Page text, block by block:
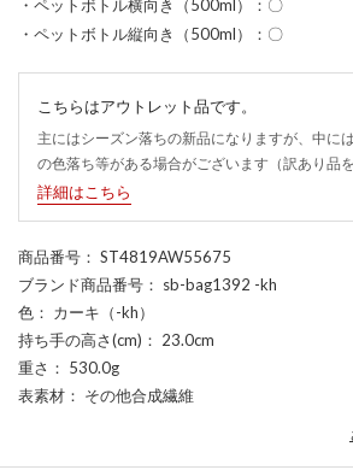
・ペットボトル横向き（500ml）：〇
・ペットボトル縦向き（500ml）：〇
こちらはアウトレット品です。
主にはシーズン落ちの新品になりますが、中に
の色落ち等がある場合がございます（訳あり品を
詳細はこちら
商品番号 ： ST4819AW55675
ブランド商品番号 ： sb-bag1392 -kh
色 ： カーキ（-kh）
持ち手の高さ(cm) ： 23.0cm
重さ ： 530.0g
表素材 ： その他合成繊維